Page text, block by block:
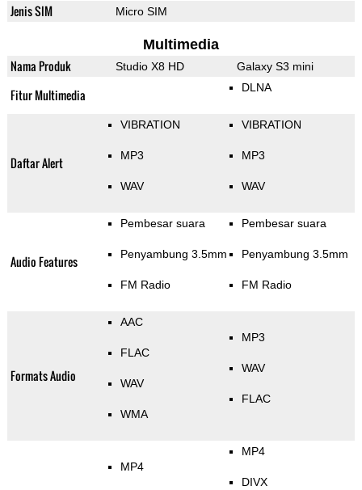
Jenis SIM Micro SIM
Multimedia
Nama Produk Studio X8 HD Galaxy S3 mini
Fitur Multimedia DLNA
Daftar Alert
VIBRATION
MP3
WAV
VIBRATION
MP3
WAV
Audio Features
Pembesar suara
Penyambung 3.5mm
FM Radio
Pembesar suara
Penyambung 3.5mm
FM Radio
Formats Audio
AAC
FLAC
WAV
WMA
MP3
WAV
FLAC
MP4
MP4
DIVX